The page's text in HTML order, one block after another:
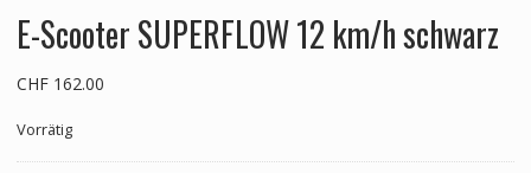
E-Scooter SUPERFLOW 12 km/h schwarz
CHF162.00
Vorrätig